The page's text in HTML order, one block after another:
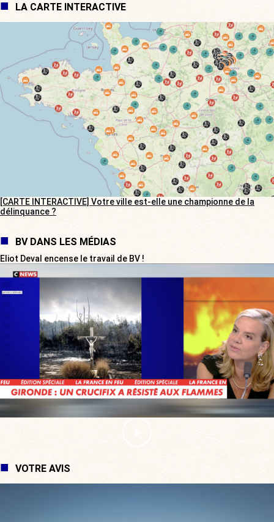
LA CARTE INTERACTIVE
[CARTE INTERACTIVE] Votre ville est-elle une championne de la
délinquance ?
BV DANS LES MÉDIAS
Eliot Deval encense le travail de BV !
VOTRE AVIS